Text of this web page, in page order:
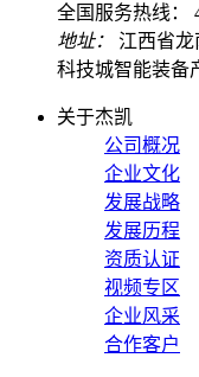
全国服务热线：
地址：
江西省
科技城智能装备
关于杰凯
公司概况
企业文化
发展战略
发展历程
资质认证
视频专区
企业风采
合作客户